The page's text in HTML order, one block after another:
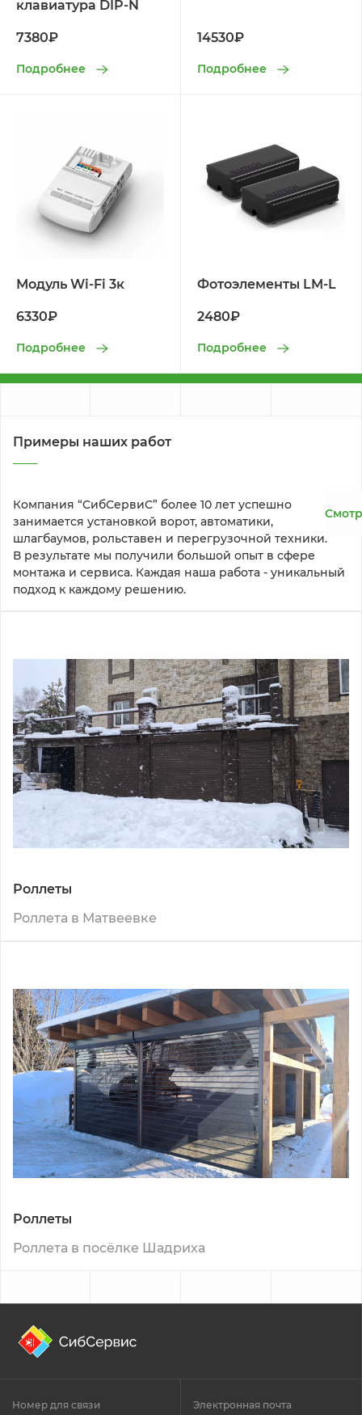
клавиатура DIP-N
7380₽
Подробнее
14530₽
Подробнее
Модуль Wi-Fi 3к
6330₽
Подробнее
Фотоэлементы LM-L
2480₽
Подробнее
Примеры наших работ
Компания “СибСервиС” более 10 лет успешно
занимается установкой ворот, автоматики,
шлагбаумов, рольставен и перегрузочной техники.
В результате мы получили большой опыт в сфере
монтажа и сервиса. Каждая наша работа - уникальный
подход к каждому решению.
Роллеты
Роллета в посёлке Шадриха
Роллеты
Роллета в Матвеевке
Номер для связи Электронная почта